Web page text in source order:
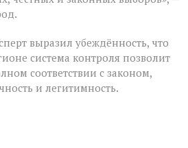
выразил убеждённость, что
система контроля позволит
соответствии с законом,
и легитимность.